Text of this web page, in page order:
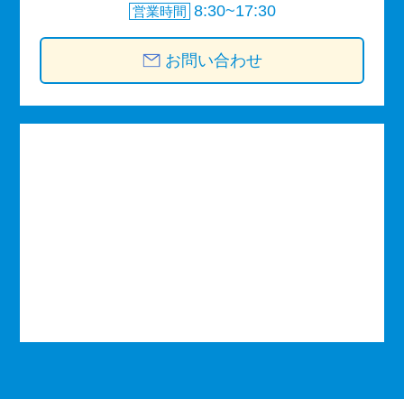
営業時間 8:30~17:30
お問い合わせ